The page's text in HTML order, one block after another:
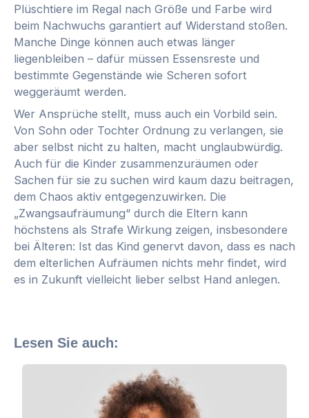
Plüschtiere im Regal nach Größe und Farbe wird
beim Nachwuchs garantiert auf Widerstand stoßen.
Manche Dinge können auch etwas länger
liegenbleiben – dafür müssen Essensreste und
bestimmte Gegenstände wie Scheren sofort
weggeräumt werden.
Wer Ansprüche stellt, muss auch ein Vorbild sein.
Von Sohn oder Tochter Ordnung zu verlangen, sie
aber selbst nicht zu halten, macht unglaubwürdig.
Auch für die Kinder zusammenzuräumen oder
Sachen für sie zu suchen wird kaum dazu beitragen,
dem Chaos aktiv entgegenzuwirken. Die
„Zwangsaufräumung“ durch die Eltern kann
höchstens als Strafe Wirkung zeigen, insbesondere
bei Älteren: Ist das Kind genervt davon, dass es nach
dem elterlichen Aufräumen nichts mehr findet, wird
es in Zukunft vielleicht lieber selbst Hand anlegen.
Lesen Sie auch: